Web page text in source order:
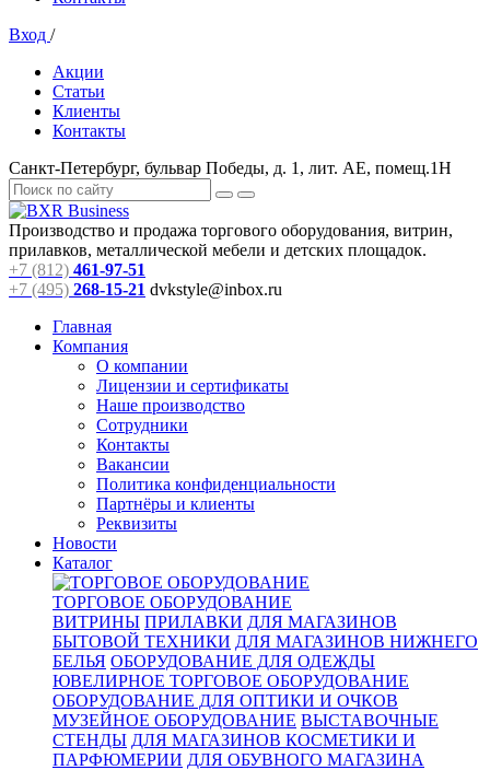
Вход /
Акции
Статьи
Клиенты
Контакты
Санкт-Петербург, бульвар Победы, д. 1, лит. АЕ, помещ.1Н
Производство и продажа торгового оборудования, витрин,
прилавков, металлической мебели и детских площадок.
+7 (812) 461-97-51
+7 (495) 268-15-21 dvkstyle@inbox.ru
Главная
Компания
О компании
Лицензии и сертификаты
Наше производство
Сотрудники
Контакты
Вакансии
Политика конфиденциальности
Партнёры и клиенты
Реквизиты
Новости
Каталог
ТОРГОВОЕ ОБОРУДОВАНИЕ
ВИТРИНЫ ПРИЛАВКИ ДЛЯ МАГАЗИНОВ
БЫТОВОЙ ТЕХНИКИ ДЛЯ МАГАЗИНОВ НИЖНЕГО
БЕЛЬЯ ОБОРУДОВАНИЕ ДЛЯ ОДЕЖДЫ
ЮВЕЛИРНОЕ ТОРГОВОЕ ОБОРУДОВАНИЕ
ОБОРУДОВАНИЕ ДЛЯ ОПТИКИ И ОЧКОВ
МУЗЕЙНОЕ ОБОРУДОВАНИЕ ВЫСТАВОЧНЫЕ
СТЕНДЫ ДЛЯ МАГАЗИНОВ КОСМЕТИКИ И
ПАРФЮМЕРИИ ДЛЯ ОБУВНОГО МАГАЗИНА